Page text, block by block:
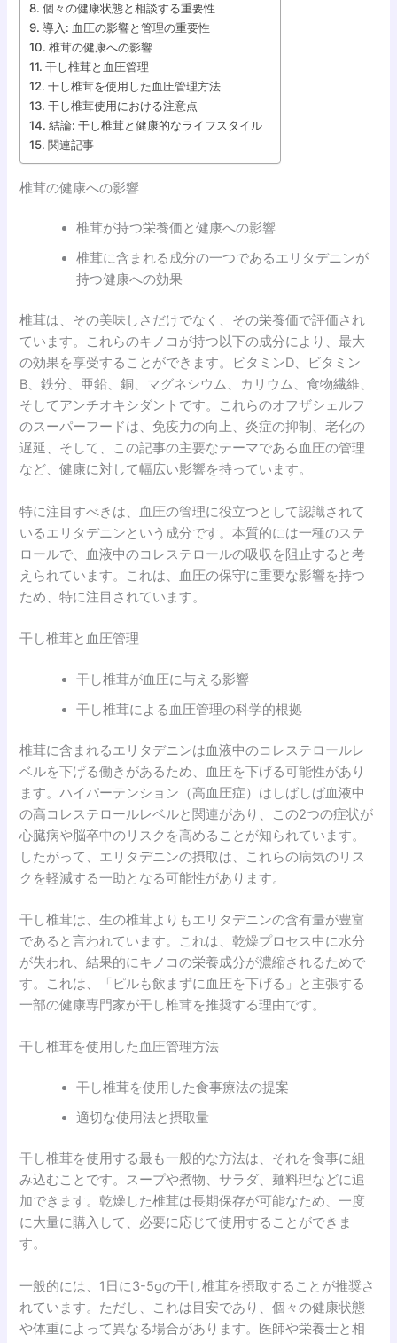
個々の健康状態と相談する重要性
導入: 血圧の影響と管理の重要性
椎茸の健康への影響
干し椎茸と血圧管理
干し椎茸を使用した血圧管理方法
干し椎茸使用における注意点
結論: 干し椎茸と健康的なライフスタイル
関連記事
椎茸の健康への影響
椎茸が持つ栄養価と健康への影響
椎茸に含まれる成分の一つであるエリタデニンが
持つ健康への効果
椎茸は、その美味しさだけでなく、その栄養価で評価され
ています。これらのキノコが持つ以下の成分により、最大
の効果を享受することができます。ビタミンD、ビタミン
B、鉄分、亜鉛、銅、マグネシウム、カリウム、食物繊維、
そしてアンチオキシダントです。これらのオフザシェルフ
のスーパーフードは、免疫力の向上、炎症の抑制、老化の
遅延、そして、この記事の主要なテーマである血圧の管理
など、健康に対して幅広い影響を持っています。
特に注目すべきは、血圧の管理に役立つとして認識されて
いるエリタデニンという成分です。本質的には一種のステ
ロールで、血液中のコレステロールの吸収を阻止すると考
えられています。これは、血圧の保守に重要な影響を持つ
ため、特に注目されています。
干し椎茸と血圧管理
干し椎茸が血圧に与える影響
干し椎茸による血圧管理の科学的根拠
椎茸に含まれるエリタデニンは血液中のコレステロールレ
ベルを下げる働きがあるため、血圧を下げる可能性があり
ます。ハイパーテンション（高血圧症）はしばしば血液中
の高コレステロールレベルと関連があり、この2つの症状が
心臓病や脳卒中のリスクを高めることが知られています。
したがって、エリタデニンの摂取は、これらの病気のリス
クを軽減する一助となる可能性があります。
干し椎茸は、生の椎茸よりもエリタデニンの含有量が豊富
であると言われています。これは、乾燥プロセス中に水分
が失われ、結果的にキノコの栄養成分が濃縮されるためで
す。これは、「ピルも飲まずに血圧を下げる」と主張する
一部の健康専門家が干し椎茸を推奨する理由です。
干し椎茸を使用した血圧管理方法
干し椎茸を使用した食事療法の提案
適切な使用法と摂取量
干し椎茸を使用する最も一般的な方法は、それを食事に組
み込むことです。スープや煮物、サラダ、麺料理などに追
加できます。乾燥した椎茸は長期保存が可能なため、一度
に大量に購入して、必要に応じて使用することができま
す。
一般的には、1日に3-5gの干し椎茸を摂取することが推奨さ
れています。ただし、これは目安であり、個々の健康状態
や体重によって異なる場合があります。医師や栄養士と相